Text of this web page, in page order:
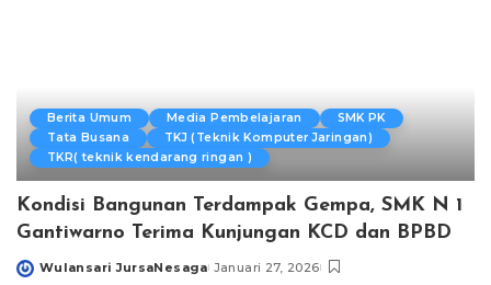
Berita Umum Media Pembelajaran
SMK PK
Tata Busana
TKJ (Teknik Komputer Jaringan)
TKR( teknik kendarang ringan )
Kondisi Bangunan Terdampak Gempa, SMK N 1
Gantiwarno Terima Kunjungan KCD dan BPBD
Posted
Wulansari JursaNesaga Januari 27, 2026